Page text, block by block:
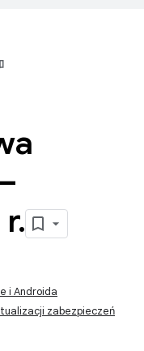
.
i Androida
zabezpieczeń